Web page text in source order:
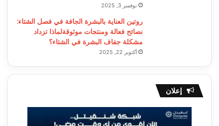
نوفمبر 3, 2025
روتين العناية بالبشرة الجافة في فصل الشتاء:
نصائح فعالة ومنتجات موثوقةلماذا تزداد
مشكلة جفاف البشرة في الشتاء؟
أكتوبر 22, 2025
إعلان